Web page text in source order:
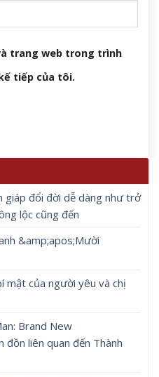
trang web trong trình
tiếp của tôi.
đổi đời dễ dàng như trở
lộc cũng đến
&amp;apos;Mười
mật của người yêu và chị
Brand New
đồn liên quan đến Thành